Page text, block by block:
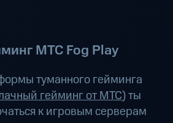
МТС Fog Play
туманного гейминга
гейминг от МТС) ты
к игровым серверам